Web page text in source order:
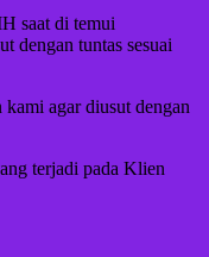
saat di temui
dengan tuntas sesuai
agar diusut dengan
terjadi pada Klien